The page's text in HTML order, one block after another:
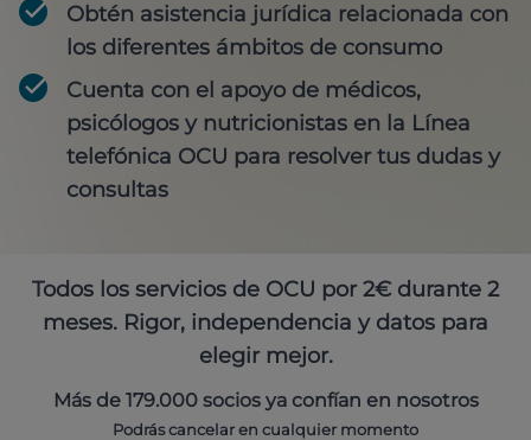
Obtén asistencia jurídica relacionada con
los diferentes ámbitos de consumo
Cuenta con el apoyo de médicos,
psicólogos y nutricionistas en la Línea
telefónica OCU para resolver tus dudas y
consultas
Todos los servicios de OCU por 2€ durante 2
meses. Rigor, independencia y datos para
elegir mejor.
Más de 179.000 socios ya confían en nosotros
Podrás cancelar en cualquier momento